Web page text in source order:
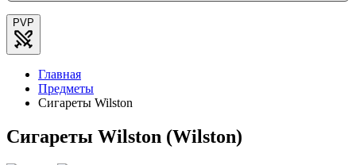
PVP
Главная
Предметы
Сигареты Wilston
Сигареты Wilston (Wilston)